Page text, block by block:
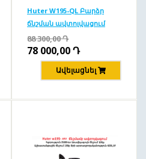
Huter W195-QL Բարձր
ճնշման ավտոլվացում
195բ/2500Վտ
88 300,00Դ
78 000,00Դ
Ավելացնել